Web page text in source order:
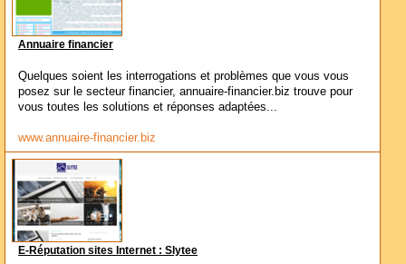
Annuaire financier
Quelques soient les interrogations et problèmes que vous vous
posez sur le secteur financier, annuaire-financier.biz trouve pour
vous toutes les solutions et réponses adaptées...
www.annuaire-financier.biz
E-Réputation sites Internet : Slytee